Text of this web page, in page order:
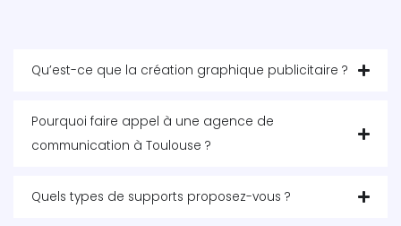
Qu’est-ce que la création graphique publicitaire ?
Pourquoi faire appel à une agence de
communication à Toulouse ?
Quels types de supports proposez-vous ?